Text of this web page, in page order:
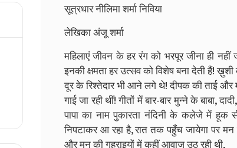
सूत्रधार नीलिमा शर्मा निविया
लेखिका अंजू शर्मा
महिलाएं जीवन के हर रंग को भरपूर जीना ही
इनकी क्षमता हर उत्सव को विशेष बना देती हैं!
दूर के रिश्तेदार भी आने लगे थे! दीपक की ताई और
गाई जा रही थीं! गीतों में बार-बार मुन्ने के बाबा,
पापा का नाम पुकारता नंदिनी के कलेजे में हूक
निपटाकर आ रहा है, रात तक पहुँच जायेगा पर मन